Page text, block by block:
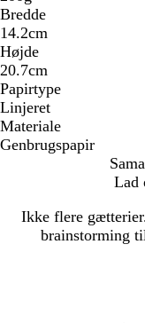
Bredde
14.2cm
Højde
20.7cm
Papirtype
Linjeret
Materiale
Genbrugspapir
Lad
Ikke flere
brainstorming